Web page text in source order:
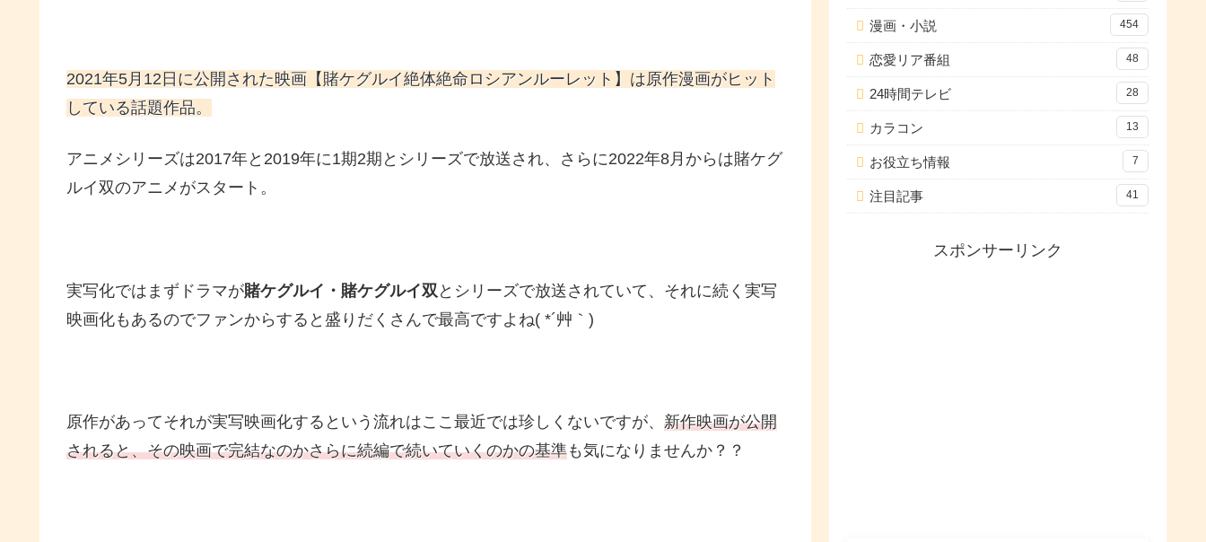
2021年5月12日に公開された映画【賭ケグルイ絶体絶命ロシアンルーレット】は原作漫画がヒット
している話題作品。
アニメシリーズは2017年と2019年に1期2期とシリーズで放送され、さらに2022年8月からは賭ケグ
ルイ双のアニメがスタート。
実写化ではまずドラマが賭ケグルイ・賭ケグルイ双 とシリーズで放送されていて、それに続く実写
映画化もあるのでファンからすると盛りだくさんで最高ですよね( *´艸｀)
原作があってそれが実写映画化するという流れはここ最近では珍しくないですが、 新作映画が公開
されると、その映画で完結なのかさらに続編で続いていくのかの基準も気になりませんか？？
漫画・小説 454
恋愛リア番組 48
24時間テレビ 28
カラコン 13
お役立ち情報 7
注目記事 41
スポンサーリンク